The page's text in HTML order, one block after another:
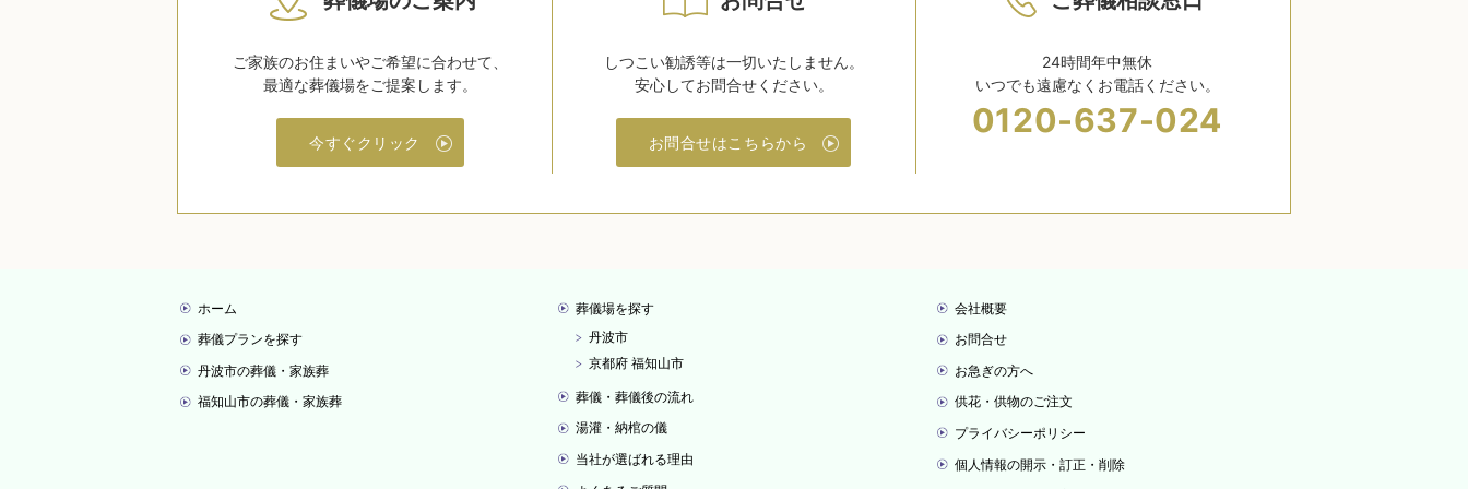
ご家族のお住まいやご希望に合わせて、
最適な葬儀場をご提案します。
今すぐクリック
しつこい勧誘等は一切いたしません。
安心してお問合せください。
お問合せはこちらから
24時間年中無休
いつでも遠慮なくお電話ください。
0120-637-024
ホーム
葬儀プランを探す
丹波市の葬儀・家族葬
福知山市の葬儀・家族葬
葬儀場を探す
丹波市
京都府 福知山市
葬儀・葬儀後の流れ
湯灌・納棺の儀
当社が選ばれる理由
会社概要
お問合せ
お急ぎの方へ
供花・供物のご注文
プライバシーポリシー
個人情報の開示・訂正・削除